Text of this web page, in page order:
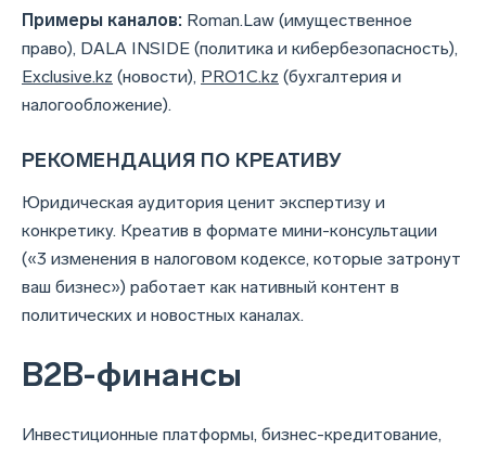
Примеры каналов: Roman.Law (имущественное
право), DALA INSIDE (политика и кибербезопасность),
Exclusive.kz (новости), PRO1C.kz (бухгалтерия и
налогообложение).
РЕКОМЕНДАЦИЯ ПО КРЕАТИВУ
Юридическая аудитория ценит экспертизу и
конкретику. Креатив в формате мини-консультации
(«3 изменения в налоговом кодексе, которые затронут
ваш бизнес») работает как нативный контент в
политических и новостных каналах.
B2B-финансы
Инвестиционные платформы, бизнес-кредитование,